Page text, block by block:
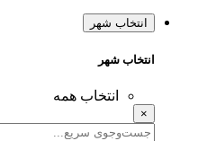
انتخاب شهر
انتخاب شهر
انتخاب همه
×